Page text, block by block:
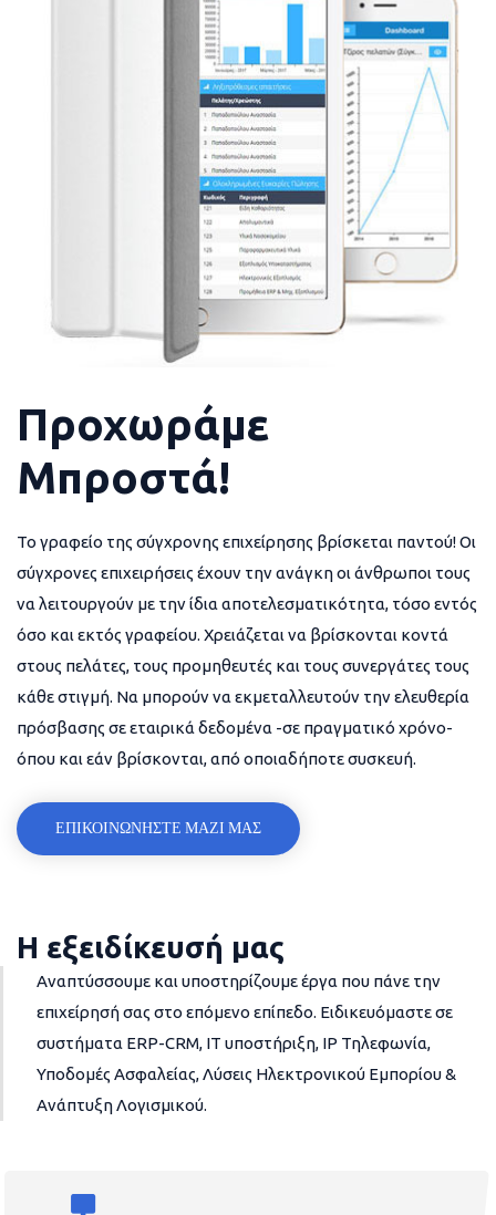
Προχωράμε
Μπροστά!
Το γραφείο της σύγχρονης επιχείρησης βρίσκεται παντού! Οι
σύγχρονες επιχειρήσεις έχουν την ανάγκη οι άνθρωποι τους
να λειτουργούν με την ίδια αποτελεσματικότητα, τόσο εντός
όσο και εκτός γραφείου. Χρειάζεται να βρίσκονται κοντά
στους πελάτες, τους προμηθευτές και τους συνεργάτες τους
κάθε στιγμή. Να μπορούν να εκμεταλλευτούν την ελευθερία
πρόσβασης σε εταιρικά δεδομένα -σε πραγματικό χρόνο-
όπου και εάν βρίσκονται, από οποιαδήποτε συσκευή.
ΕΠΙΚΟΙΝΩΝΗΣΤΕ ΜΑΖΙ ΜΑΣ
Η εξειδίκευσή μας
Αναπτύσσουμε και υποστηρίζουμε έργα που πάνε την
επιχείρησή σας στο επόμενο επίπεδο. Ειδικευόμαστε σε
συστήματα ERP-CRM, IT υποστήριξη, IP Τηλεφωνία,
Υποδομές Ασφαλείας, Λύσεις Ηλεκτρονικού Εμπορίου &
Ανάπτυξη Λογισμικού.